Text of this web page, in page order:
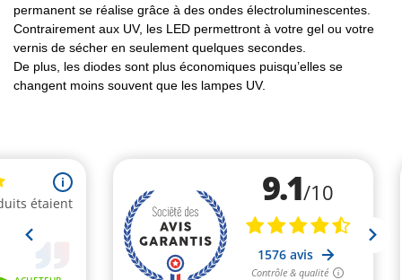
(1 avis)
permanent se réalise grâce à des ondes électroluminescentes.
Contrairement aux UV, les LED permettront à votre gel ou votre
vernis de sécher en seulement quelques secondes.
De plus, les diodes sont plus économiques puisqu’elles se
changent moins souvent que les lampes UV.